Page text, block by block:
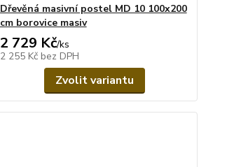
Dřevěná masivní postel MD 10 100x200
cm borovice masiv
2 729 Kč/ks
2 255 Kč bez DPH
Zvolit variantu